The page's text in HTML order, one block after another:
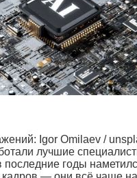
Igor Omilaev /
лучшие
последние годы